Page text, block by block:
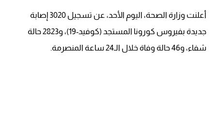
أعلنت وزارة الصحة، اليوم الأحد، عن تسجيل 3020 إصابة
جديدة بفيروس كورونا المستجد (كوفيد-19)، و2823 حالة
شفاء، و46 حالة وفاة خلال الـ24 ساعة المنصرمة.